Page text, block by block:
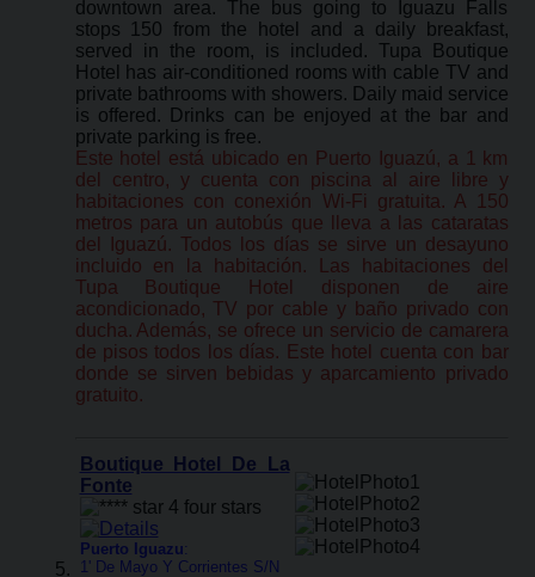
downtown area. The bus going to Iguazu Falls
stops 150 from the hotel and a daily breakfast,
served in the room, is included. Tupa Boutique
Hotel has air-conditioned rooms with cable TV and
private bathrooms with showers. Daily maid service
is offered. Drinks can be enjoyed at the bar and
private parking is free.
Este hotel está ubicado en Puerto Iguazú, a 1 km
del centro, y cuenta con piscina al aire libre y
habitaciones con conexión Wi-Fi gratuita. A 150
metros para un autobús que lleva a las cataratas
del Iguazú. Todos los días se sirve un desayuno
incluido en la habitación. Las habitaciones del
Tupa Boutique Hotel disponen de aire
acondicionado, TV por cable y baño privado con
ducha. Además, se ofrece un servicio de camarera
de pisos todos los días. Este hotel cuenta con bar
donde se sirven bebidas y aparcamiento privado
gratuito.
Boutique Hotel De La
Fonte
Puerto Iguazu:
1' De Mayo Y Corrientes S/N